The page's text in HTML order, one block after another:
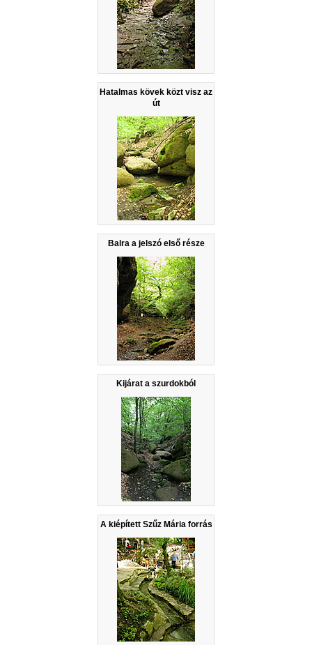
Hatalmas kövek közt visz az
út
Balra a jelszó első része
Kijárat a szurdokból
A kiépített Szűz Mária forrás